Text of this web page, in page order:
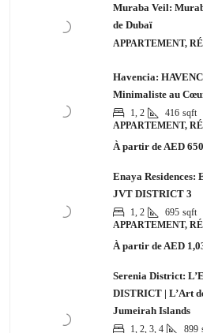
Muraba Veil:
de Dubaï
APPARTEMENT,
Havencia:
Minimaliste au
1, 2 416 sqft
APPARTEMENT,
À partir de AED
Enaya Residences:
JVT DISTRICT 3
1, 2 695 sqft
APPARTEMENT,
À partir de AED
Serenia District:
DISTRICT | L’Art
Jumeirah Islands
1, 2, 3, 4 899